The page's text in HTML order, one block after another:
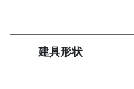
建具形状